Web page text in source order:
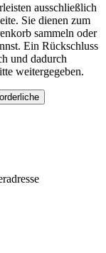
ausschließlich
Sie dienen zum
sammeln oder
Ein Rückschluss
und dadurch
weitergegeben.